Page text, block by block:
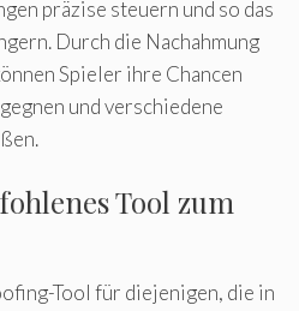
präzise steuern und so das
Durch die Nachahmung
Spieler ihre Chancen
und verschiedene
Tool zum
Tool für diejenigen, die in